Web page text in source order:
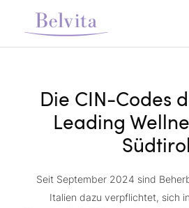
Die CIN-Codes
Leading
Südtirol
Seit September 2024 sind
Italien dazu verpflichtet, sich